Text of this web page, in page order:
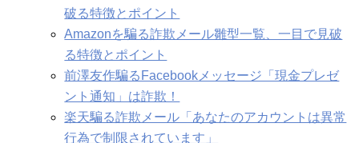
破る特徴とポイント
Amazonを騙る詐欺メール雛型一覧、一目で見破
る特徴とポイント
前澤友作騙るFacebookメッセージ「現金プレゼ
ント通知」は詐欺！
楽天騙る詐欺メール「あなたのアカウントは異常
行為で制限されています」